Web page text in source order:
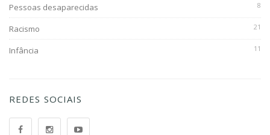
Pessoas desaparecidas 8
Racismo 21
Infância 11
REDES SOCIAIS